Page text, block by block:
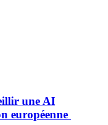
une AI
européenne